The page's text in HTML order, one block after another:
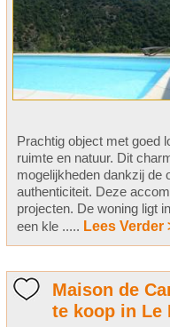
Prachtig object met goed
ruimte en natuur. Dit
mogelijkheden dankzij de
authenticiteit. Deze
projecten. De woning ligt
een kle ..... Lees Verder
Maison de
te koop in Le